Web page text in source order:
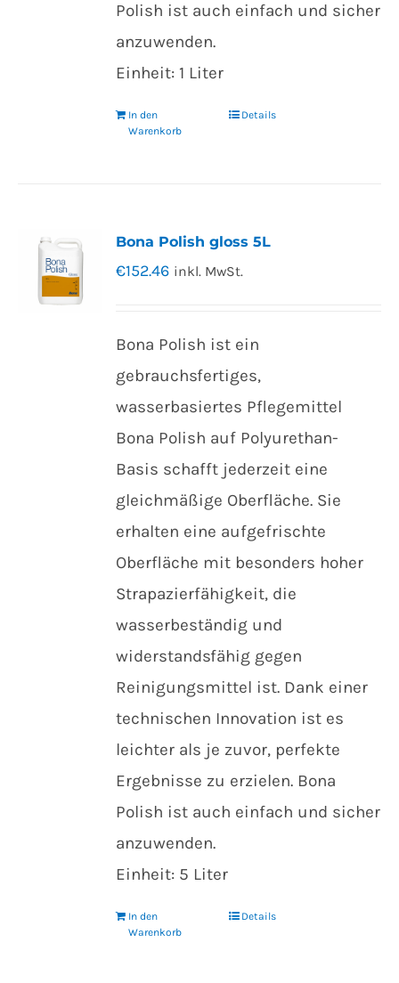
Polish ist auch einfach und sicher
anzuwenden.
Einheit: 1 Liter
In den
Warenkorb
Details
Bona Polish gloss 5L
€152.46 inkl. MwSt.
Bona Polish ist ein
gebrauchsfertiges,
wasserbasiertes Pflegemittel
Bona Polish auf Polyurethan-
Basis schafft jederzeit eine
gleichmäßige Oberfläche. Sie
erhalten eine aufgefrischte
Oberfläche mit besonders hoher
Strapazierfähigkeit, die
wasserbeständig und
widerstandsfähig gegen
Reinigungsmittel ist. Dank einer
technischen Innovation ist es
leichter als je zuvor, perfekte
Ergebnisse zu erzielen. Bona
Polish ist auch einfach und sicher
anzuwenden.
Einheit: 5 Liter
In den
Warenkorb
Details